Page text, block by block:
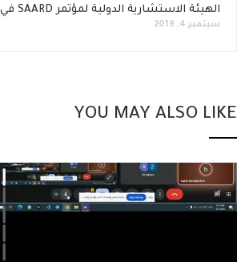
الهيئة الاستشارية الدولية لمؤتمر SAARD في ماليزيا
سبتمبر 4, 2019
YOU MAY ALSO LIKE